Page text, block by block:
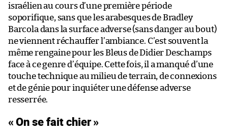
israélien au cours d’une première période
soporifique, sans que les arabesques de Bradley
Barcola dans la surface adverse (sans danger au bout)
ne viennent réchauffer l’ambiance. C’est souvent la
même rengaine pour les Bleus de Didier Deschamps
face à ce genre d’équipe. Cette fois, il a manqué d’une
touche technique au milieu de terrain, de connexions
et de génie pour inquiéter une défense adverse
resserrée.
« On se fait chier »